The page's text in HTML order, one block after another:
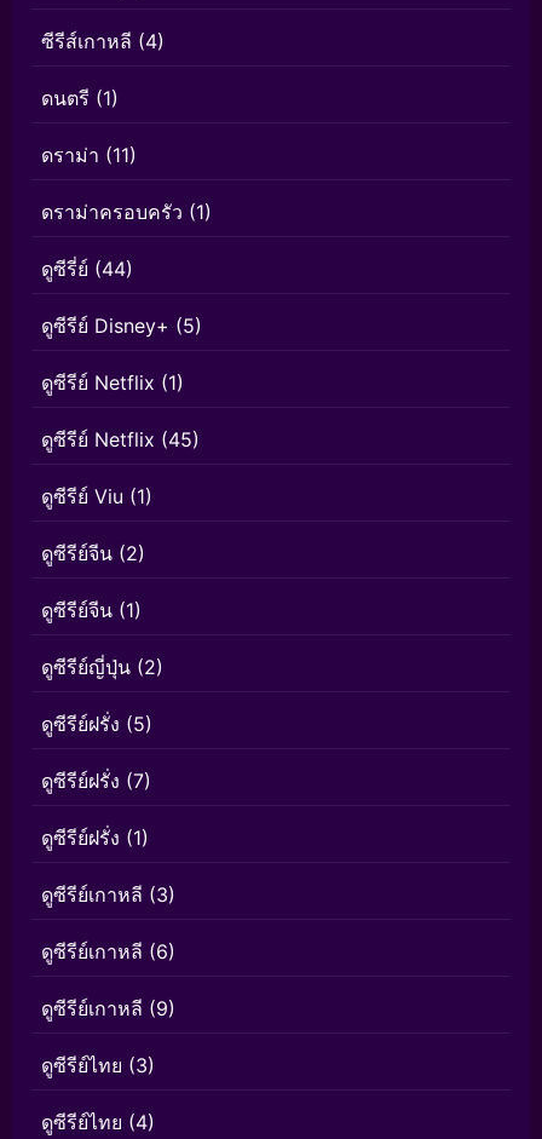
ซีรีส์เกาหลี (4)
ดนตรี (1)
ดราม่า (11)
ดราม่าครอบครัว (1)
ดูซีรี่ย์ (44)
ดูซีรีย์ Disney+ (5)
ดูซีรีย์ Netflix (1)
ดูซีรีย์ Netflix (45)
ดูซีรีย์ Viu (1)
ดูซีรีย์จีน (2)
ดูซีรีย์จีน (1)
ดูซีรีย์ญี่ปุ่น (2)
ดูซีรีย์ฝรั่ง (5)
ดูซีรีย์ฝรั่ง (7)
ดูซีรีย์ฝรั่ง (1)
ดูซีรีย์เกาหลี (3)
ดูซีรีย์เกาหลี (6)
ดูซีรีย์เกาหลี (9)
ดูซีรีย์ไทย (3)
ดูซีรีย์ไทย (4)